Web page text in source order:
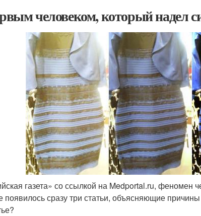
человеком, который надел
газета» со ссылкой на Medportal.ru, феномен
сразу три статьи, объясняющие